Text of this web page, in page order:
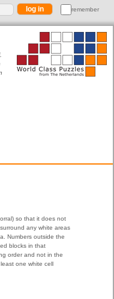
remember
so that it does not
any white areas
Numbers outside the
blocks in that
order and not in the
one white cell